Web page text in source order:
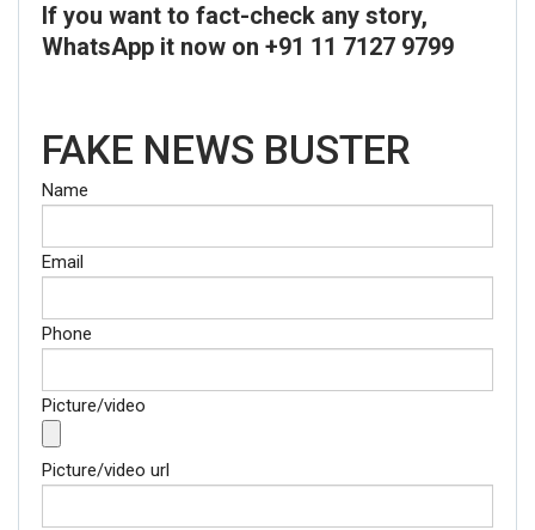
If you want to fact-check any story,
WhatsApp it now on +91 11 7127 9799
FAKE NEWS BUSTER
Name
Email
Phone
Picture/video
Picture/video url